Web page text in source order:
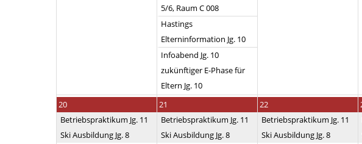
5/6, Raum C 008
Hastings
Elterninformation Jg. 10
Infoabend Jg. 10
zukünftiger E-Phase für
Eltern Jg. 10
20
Betriebspraktikum Jg. 11
Ski Ausbildung Jg. 8
21
Betriebspraktikum Jg. 11
Ski Ausbildung Jg. 8
22
Betriebspraktikum Jg. 11
Ski Ausbildung Jg. 8